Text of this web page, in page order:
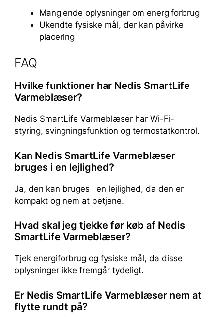
Manglende oplysninger om energiforbrug
Ukendte fysiske mål, der kan påvirke
placering
FAQ
Hvilke funktioner har Nedis SmartLife
Varmeblæser?
Nedis SmartLife Varmeblæser har Wi-Fi-
styring, svingningsfunktion og termostatkontrol.
Kan Nedis SmartLife Varmeblæser
bruges i en lejlighed?
Ja, den kan bruges i en lejlighed, da den er
kompakt og nem at betjene.
Hvad skal jeg tjekke før køb af Nedis
SmartLife Varmeblæser?
Tjek energiforbrug og fysiske mål, da disse
oplysninger ikke fremgår tydeligt.
Er Nedis SmartLife Varmeblæser nem at
flytte rundt på?